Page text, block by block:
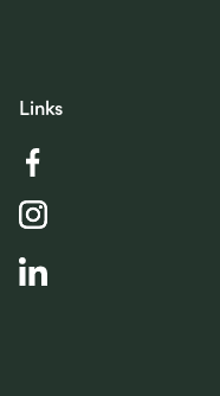
Links